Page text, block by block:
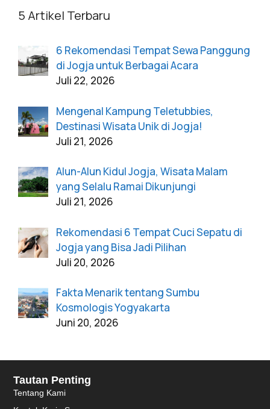
5 Artikel Terbaru
6 Rekomendasi Tempat Sewa Panggung
di Jogja untuk Berbagai Acara
Juli 22, 2026
Mengenal Kampung Teletubbies,
Destinasi Wisata Unik di Jogja!
Juli 21, 2026
Alun-Alun Kidul Jogja, Wisata Malam
yang Selalu Ramai Dikunjungi
Juli 21, 2026
Rekomendasi 6 Tempat Cuci Sepatu di
Jogja yang Bisa Jadi Pilihan
Juli 20, 2026
Fakta Menarik tentang Sumbu
Kosmologis Yogyakarta
Juni 20, 2026
Tautan Penting
Tentang Kami